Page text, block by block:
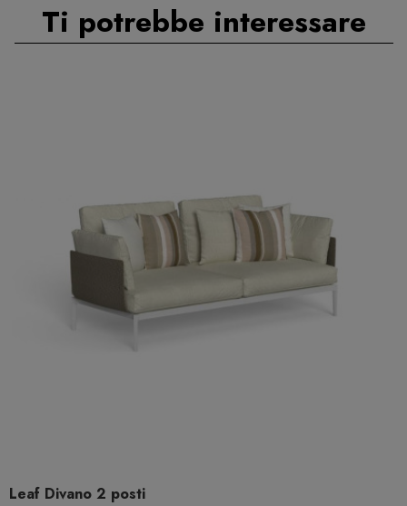
Ti potrebbe interessare
Leaf Divano 2 posti